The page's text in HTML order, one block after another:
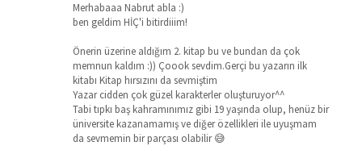
Merhabaaa Nabrut abla :)
ben geldim HİÇ'i bitirdiiim!
Önerin üzerine aldığım 2. kitap bu ve bundan da çok
memnun kaldım :)) Çoook sevdim.Gerçi bu yazarın ilk
kitabı Kitap hırsızını da sevmiştim
Yazar cidden çok güzel karakterler oluşturuyor^^
Tabi tıpkı baş kahramınımız gibi 19 yaşında olup, henüz bir
üniversite kazanamamış ve diğer özellikleri ile uyuşmam
da sevmemin bir parçası olabilir 😅